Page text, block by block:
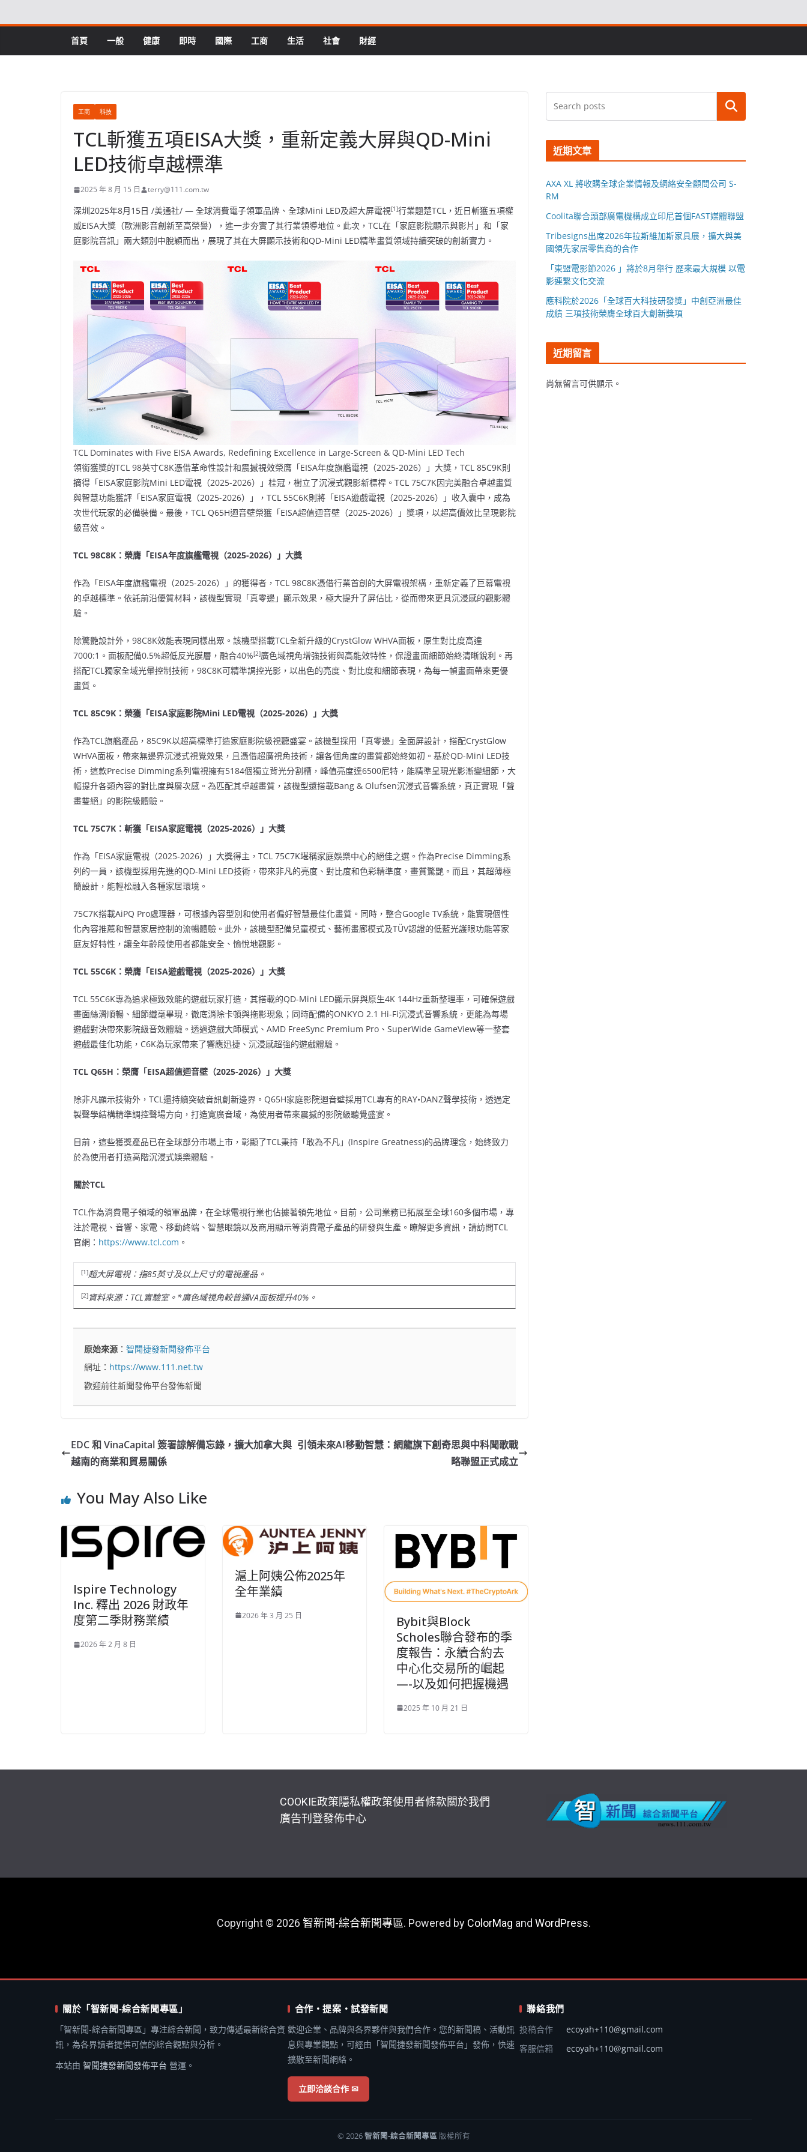
to
首頁 一般 健康 即時 國際 工商 生活 社會 財經
工商 科技
TCL斬獲五項EISA大獎，重新定義大屏與QD-Mini
LED技術卓越標準
2025 年 8 月 15 日 terry@111.com.tw
深圳2025年8月15日 /美通社/ — 全球消費電子領軍品牌、全球Mini LED及超大屏電視[1]行業翹楚TCL，近日斬獲五項權
威EISA大獎（歐洲影音創新至高榮譽），進一步夯實了其行業領導地位。此次，TCL在「家庭影院顯示與影片」和「家
庭影院音訊」兩大類別中脫穎而出，展現了其在大屏顯示技術和QD-Mini LED精準畫質領域持續突破的創新實力。
TCL Dominates with Five EISA Awards, Redefining Excellence in Large-Screen & QD-Mini LED Tech
領銜獲獎的TCL 98英寸C8K憑借革命性設計和震撼視效榮膺「EISA年度旗艦電視（2025-2026）」大獎，TCL 85C9K則
摘得「EISA家庭影院Mini LED電視（2025-2026）」桂冠，樹立了沉浸式觀影新標桿。TCL 75C7K因完美融合卓越畫質
與智慧功能獲評「EISA家庭電視（2025-2026）」，TCL 55C6K則將「EISA遊戲電視（2025-2026）」收入囊中，成為
次世代玩家的必備裝備。最後，TCL Q65H迴音壁榮獲「EISA超值迴音壁（2025-2026）」獎項，以超高價效比呈現影院
級音效。
TCL 98C8K：榮膺「EISA年度旗艦電視（2025-2026）」大獎
作為「EISA年度旗艦電視（2025-2026）」的獲得者，TCL 98C8K憑借行業首創的大屏電視架構，重新定義了巨幕電視
的卓越標準。依託前沿優質材料，該機型實現「真零邊」顯示效果，極大提升了屏佔比，從而帶來更具沉浸感的觀影體
驗。
除驚艷設計外，98C8K效能表現同樣出眾。該機型搭載TCL全新升級的CrystGlow WHVA面板，原生對比度高達
7000:1。面板配備0.5%超低反光膜層，融合40%[2]廣色域視角增強技術與高能效特性，保證畫面細節始終清晰銳利。再
搭配TCL獨家全域光暈控制技術，98C8K可精準調控光影，以出色的亮度、對比度和細節表現，為每一幀畫面帶來更優
畫質。
TCL 85C9K：榮獲「EISA家庭影院Mini LED電視（2025-2026）」大獎
作為TCL旗艦產品，85C9K以超高標準打造家庭影院級視聽盛宴。該機型採用「真零邊」全面屏設計，搭配CrystGlow
WHVA面板，帶來無邊界沉浸式視覺效果，且憑借超廣視角技術，讓各個角度的畫質都始終如初。基於QD-Mini LED技
術，這款Precise Dimming系列電視擁有5184個獨立背光分割槽，峰值亮度達6500尼特，能精準呈現光影漸變細節，大
幅提升各類內容的對比度與層次感。為匹配其卓越畫質，該機型還搭載Bang & Olufsen沉浸式音響系統，真正實現「聲
畫雙絕」的影院級體驗。
TCL 75C7K：斬獲「EISA家庭電視（2025-2026）」大獎
作為「EISA家庭電視（2025-2026）」大獎得主，TCL 75C7K堪稱家庭娛樂中心的絕佳之選。作為Precise Dimming系
列的一員，該機型採用先進的QD-Mini LED技術，帶來非凡的亮度、對比度和色彩精準度，畫質驚艷。而且，其超薄極
簡設計，能輕松融入各種家居環境。
75C7K搭載AiPQ Pro處理器，可根據內容型別和使用者偏好智慧最佳化畫質。同時，整合Google TV系統，能實現個性
化內容推薦和智慧家居控制的流暢體驗。此外，該機型配備兒童模式、藝術畫廊模式及TÜV認證的低藍光護眼功能等家
庭友好特性，讓全年齡段使用者都能安全、愉悅地觀影。
TCL 55C6K：榮膺「EISA遊戲電視（2025-2026）」大獎
TCL 55C6K專為追求極致效能的遊戲玩家打造，其搭載的QD-Mini LED顯示屏與原生4K 144Hz重新整理率，可確保遊戲
畫面絲滑順暢、細節纖毫畢現，徹底消除卡頓與拖影現象；同時配備的ONKYO 2.1 Hi-Fi沉浸式音響系統，更能為每場
遊戲對決帶來影院級音效體驗。透過遊戲大師模式、AMD FreeSync Premium Pro、SuperWide GameView等一整套
遊戲最佳化功能，C6K為玩家帶來了響應迅捷、沉浸感超強的遊戲體驗。
TCL Q65H：榮膺「EISA超值迴音壁（2025-2026）」大獎
除非凡顯示技術外，TCL還持續突破音訊創新邊界。Q65H家庭影院迴音壁採用TCL專有的RAY•DANZ聲學技術，透過定
製聲學結構精準調控聲場方向，打造寬廣音域，為使用者帶來震撼的影院級聽覺盛宴。
目前，這些獲獎產品已在全球部分市場上市，彰顯了TCL秉持「敢為不凡」(Inspire Greatness)的品牌理念，始終致力
於為使用者打造高階沉浸式娛樂體驗。
關於TCL
TCL作為消費電子領域的領軍品牌，在全球電視行業也佔據著領先地位。目前，公司業務已拓展至全球160多個市場，專
注於電視、音響、家電、移動終端、智慧眼鏡以及商用顯示等消費電子產品的研發與生產。瞭解更多資訊，請訪問TCL
官網： https://www.tcl.com 。
[1]超大屏電視：指85英寸及以上尺寸的電視產品。
[2]資料來源： TCL實驗室。*廣色域視角較普通VA面板提升40%。
原始來源 ：智聞捷發新聞發佈平台
網址： https://www.111.net.tw
歡迎前往新聞發佈平台發佈新聞
EDC 和 VinaCapital 簽署諒解備忘錄，擴大加拿大與
越南的商業和貿易關係
引領未來AI移動智慧：網龍旗下創奇思與中科聞歌戰
略聯盟正式成立
You May Also Like
Ispire Technology
Inc. 釋出 2026 財政年
度第二季財務業績
2026 年 2 月 8 日
滬上阿姨公佈2025年
全年業績
2026 年 3 月 25 日
Bybit與Block
Scholes聯合發布的季
度報告：永續合約去
中心化交易所的崛起
—-以及如何把握機遇
2025 年 10 月 21 日
搜尋
近期文章
AXA XL 將收購全球企業情報及網絡安全顧問公司 S-
RM
Coolita聯合頭部廣電機構成立印尼首個FAST媒體聯盟
Tribesigns出席2026年拉斯維加斯家具展，擴大與美
國領先家居零售商的合作
「東盟電影節2026 」將於8月舉行 歷來最大規模 以電
影連繫文化交流
應科院於2026「全球百大科技研發獎」中創亞洲最佳
成績 三項技術榮膺全球百大創新獎項
近期留言
尚無留言可供顯示。
COOKIE政策隱私權政策使用者條款關於我們
廣告刊登發佈中心
Copyright © 2026 智新聞-綜合新聞專區. Powered by ColorMag and WordPress.
關於「智新聞-綜合新聞專區」
「智新聞-綜合新聞專區」專注綜合新聞，致力傳遞最新綜合資
訊，為各界讀者提供可信的綜合觀點與分析。
本站由 智聞捷發新聞發佈平台 營運。
合作・提案・試發新聞
歡迎企業、品牌與各界夥伴與我們合作。您的新聞稿、活動訊
息與專業觀點，可經由「智聞捷發新聞發佈平台」發佈，快速
擴散至新聞網絡。
立即洽談合作 ✉
聯絡我們
投稿合作
ecoyah+110@gmail.com
客服信箱
ecoyah+110@gmail.com
© 2026智新聞-綜合新聞專區版權所有